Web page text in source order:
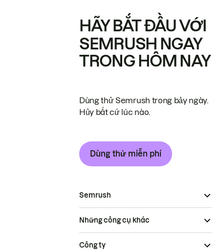
HÃY BẮT ĐẦU VỚI
SEMRUSH NGAY
TRONG HÔM NAY
Dùng thử Semrush trong bảy ngày.
Hủy bất cứ lúc nào.
Dùng thử miễn phí
Semrush
Những công cụ khác
Công ty